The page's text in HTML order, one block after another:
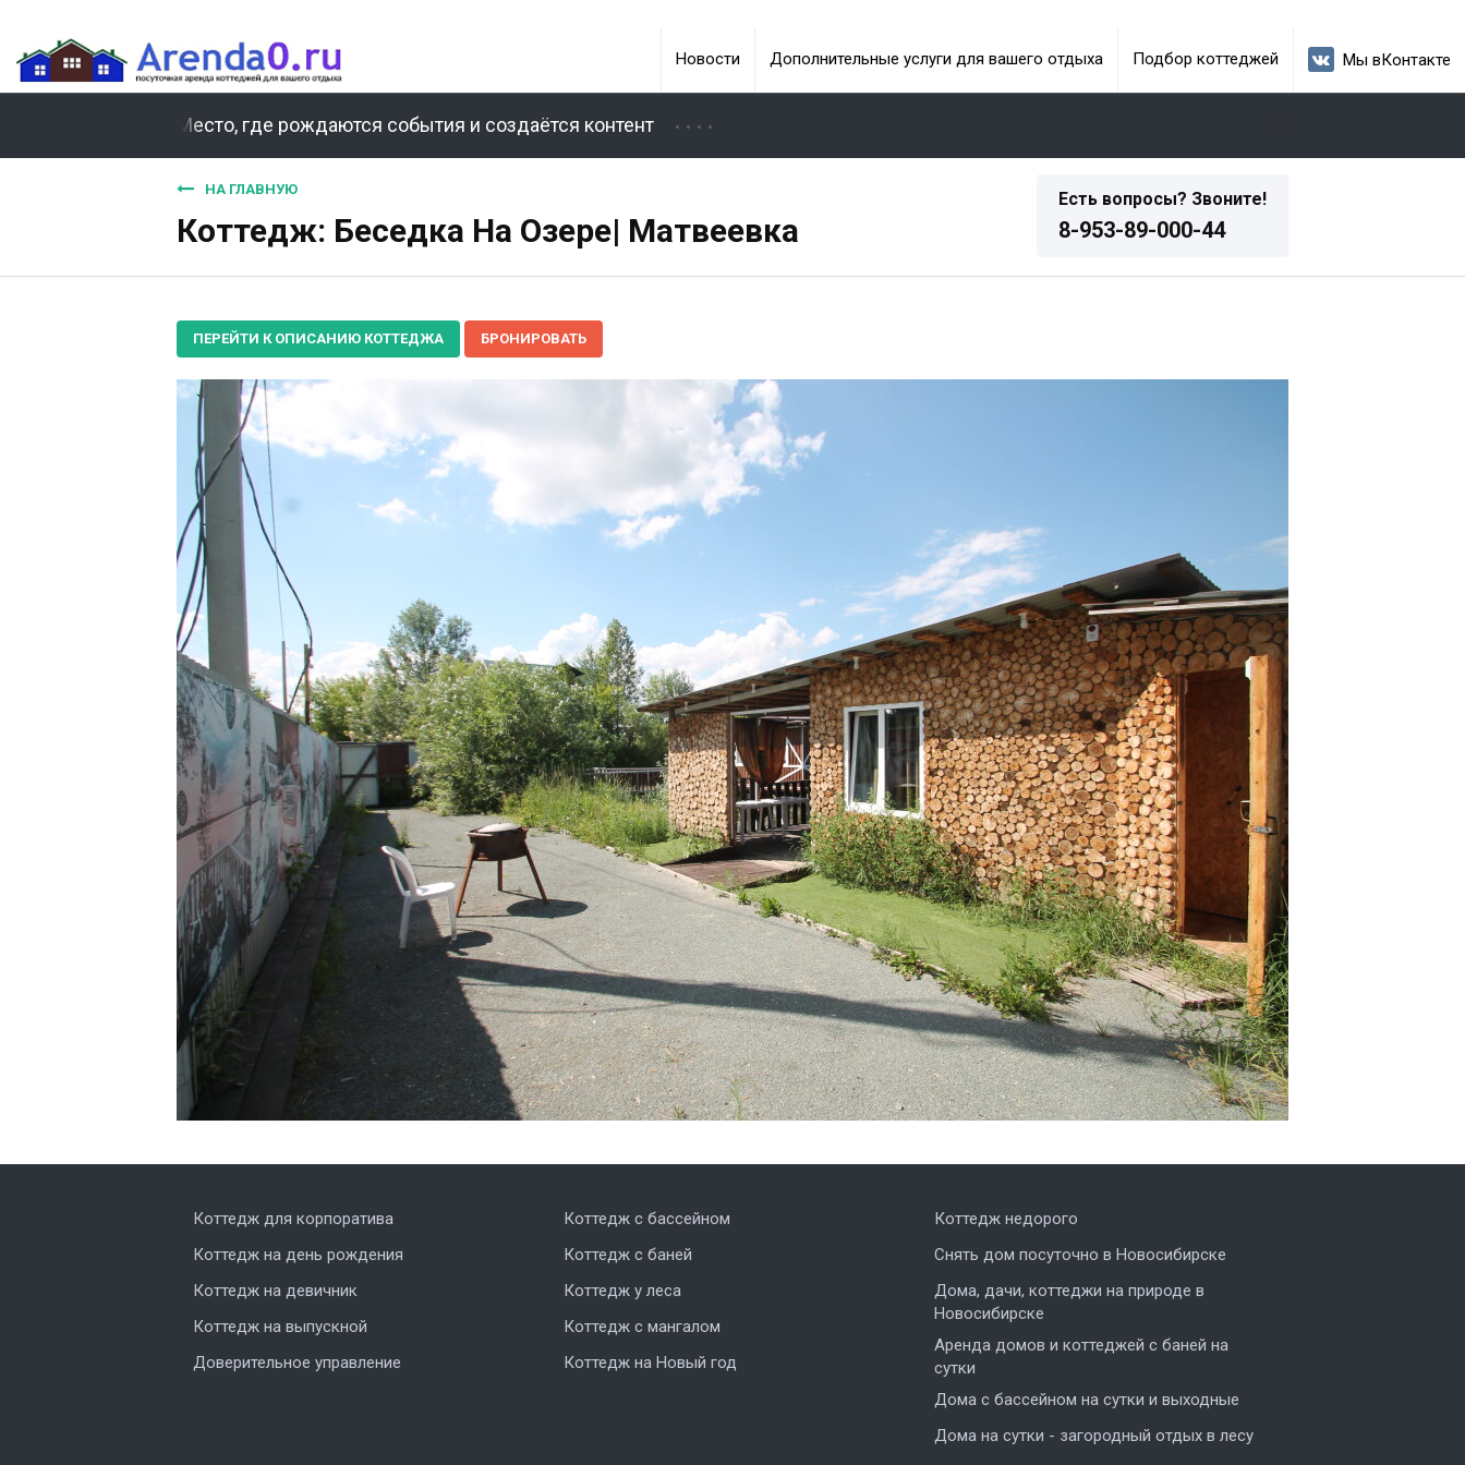
Новости Дополнительные услуги для вашего отдыха Подбор коттеджей Мы вКонтакте
Место, где рождаются события и создаётся контент
Есть вопросы? Звоните!
8-953-89-000-44
НА ГЛАВНУЮ
Коттедж: Беседка На Озере| Матвеевка
ПЕРЕЙТИ К ОПИСАНИЮ КОТТЕДЖА БРОНИРОВАТЬ
Коттедж для корпоратива
Коттедж на день рождения
Коттедж на девичник
Коттедж на выпускной
Доверительное управление
Коттедж с бассейном
Коттедж с баней
Коттедж у леса
Коттедж с мангалом
Коттедж на Новый год
Коттедж недорого
Снять дом посуточно в Новосибирске
Дома, дачи, коттеджи на природе в
Новосибирске
Аренда домов и коттеджей с баней на
сутки
Дома с бассейном на сутки и выходные
Дома на сутки - загородный отдых в лесу